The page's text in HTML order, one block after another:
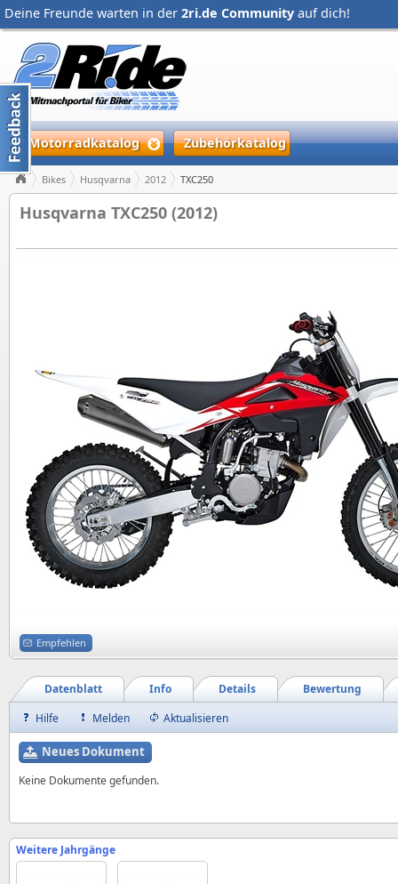
Deine Freunde warten in der 2ri.de Community auf dich!
Motorradkatalog Zubehörkatalog
Bikes Husqvarna 2012 TXC250
Husqvarna TXC250 (2012)
Empfehlen
Bewertung
Details
Info
Datenblatt
Hilfe
Melden Aktualisieren
Neues Dokument
Keine Dokumente gefunden.
Weitere Jahrgänge